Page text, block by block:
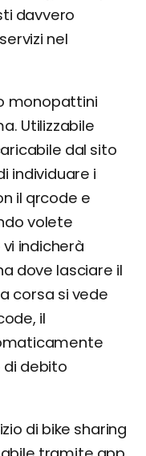
davvero
nel
monopattini
Utilizzabile
dal sito
individuare i
il qrcode e
volete
indicherà
dove lasciare il
corsa si vede
il
debito
di bike sharing